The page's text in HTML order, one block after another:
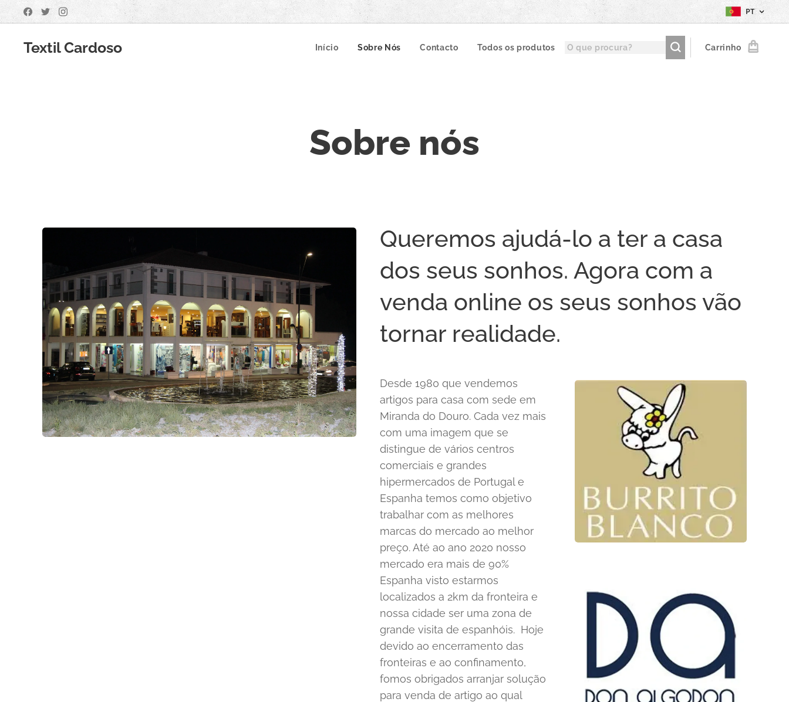
PT
Textil Cardoso Início Sobre Nós Contacto Todos os produtos Carrinho
Sobre nós
Queremos ajudá-lo a ter a casa
dos seus sonhos. Agora com a
venda online os seus sonhos vão
tornar realidade.
Desde 1980 que vendemos
artigos para casa com sede em
Miranda do Douro. Cada vez mais
com uma imagem que se
distingue de vários centros
comerciais e grandes
hipermercados de Portugal e
Espanha temos como objetivo
trabalhar com as melhores
marcas do mercado ao melhor
preço. Até ao ano 2020 nosso
mercado era mais de 90%
Espanha visto estarmos
localizados a 2km da fronteira e
nossa cidade ser uma zona de
grande visita de espanhóis. Hoje
devido ao encerramento das
fronteiras e ao confinamento,
fomos obrigados arranjar solução
para venda de artigo ao qual